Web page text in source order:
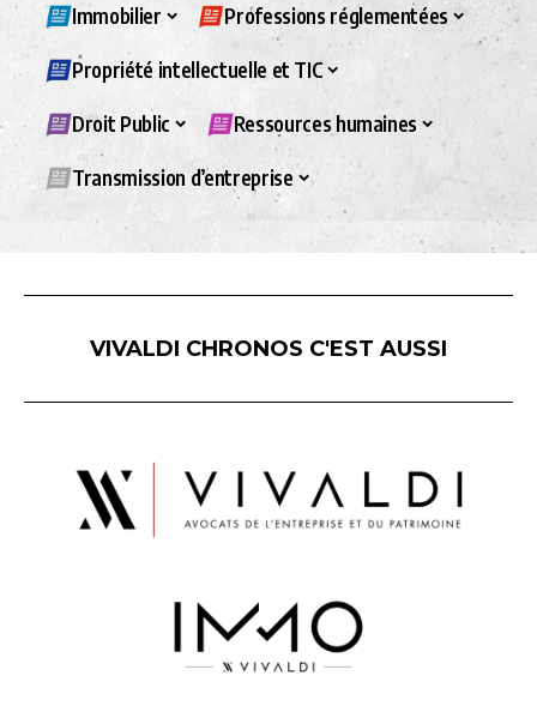
Immobilier Professions réglementées
Propriété intellectuelle et TIC
Droit Public Ressources humaines
Transmission d’entreprise
VIVALDI CHRONOS C'EST AUSSI